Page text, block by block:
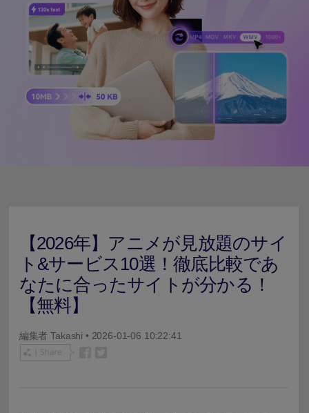
【2026年】アニメが見放題のサイ
ト&サービス10選！徹底比較であ
なたに合ったサイトが分かる！
【無料】
編集者 Takashi • 2026-01-06 10:22:41